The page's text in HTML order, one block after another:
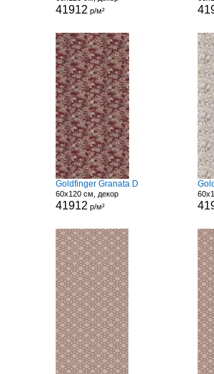
41912 р/м²
Goldfinger Granata D
60x120 см, декор
41912 р/м²